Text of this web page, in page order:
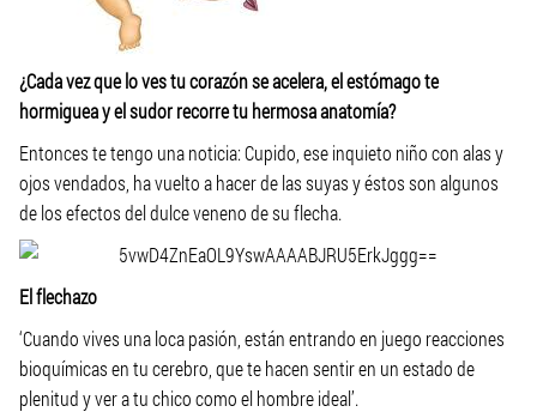
¿Cada vez que lo ves tu corazón se acelera, el estómago te
hormiguea y el sudor recorre tu hermosa anatomía?
Entonces te tengo una noticia: Cupido, ese inquieto niño con alas y
ojos vendados, ha vuelto a hacer de las suyas y éstos son algunos
de los efectos del dulce veneno de su flecha.
El flechazo
‘Cuando vives una loca pasión, están entrando en juego reacciones
bioquímicas en tu cerebro, que te hacen sentir en un estado de
plenitud y ver a tu chico como el hombre ideal’.